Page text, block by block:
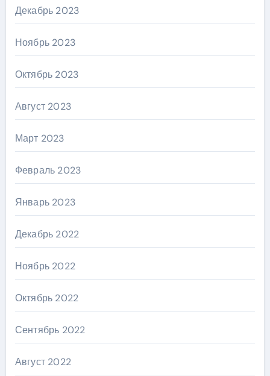
Декабрь 2023
Ноябрь 2023
Октябрь 2023
Август 2023
Март 2023
Февраль 2023
Январь 2023
Декабрь 2022
Ноябрь 2022
Октябрь 2022
Сентябрь 2022
Август 2022